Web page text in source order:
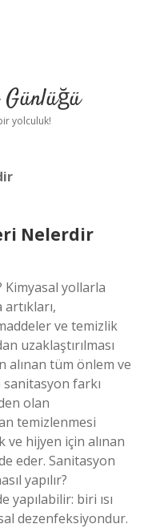
yolculuk!
Nelerdir
Kimyasal yollarla
ve temizlik
uzaklaştırılması
alınan tüm önlem ve
farkı
olan
temizlenmesi
ve hijyen için alınan
eder. Sanitasyon
yapılır?
yapılabilir: biri ısı
dezenfeksiyondur.